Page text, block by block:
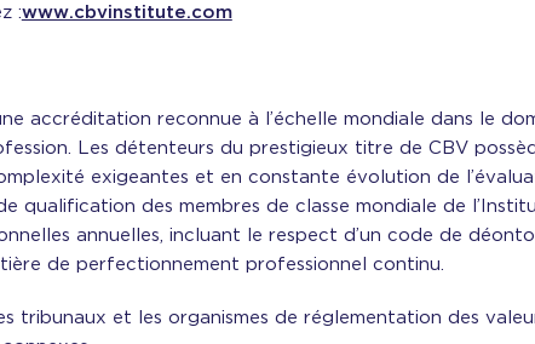
:www.cbvinstitute.com
accréditation reconnue à l’échelle mondiale dans le
Les détenteurs du prestigieux titre de CBV
exigeantes et en constante évolution de
qualification des membres de classe mondiale de
annuelles, incluant le respect d’un code de
de perfectionnement professionnel continu.
tribunaux et les organismes de réglementation des